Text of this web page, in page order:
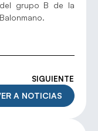
grupo B de la
SIGUIENTE
A NOTICIAS